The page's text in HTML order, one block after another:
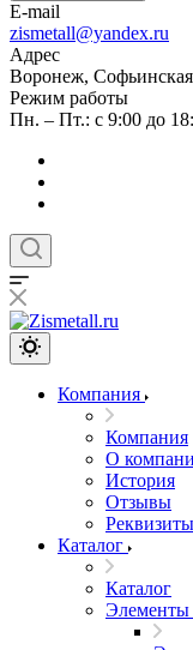
E-mail
zismetall@yandex.ru
Адрес
Воронеж,
Режим работы
Пн. – Пт.: с 9:00 до
Компания
Компания
О
История
Отзывы
Реквизиты
Каталог
Каталог
Элементы